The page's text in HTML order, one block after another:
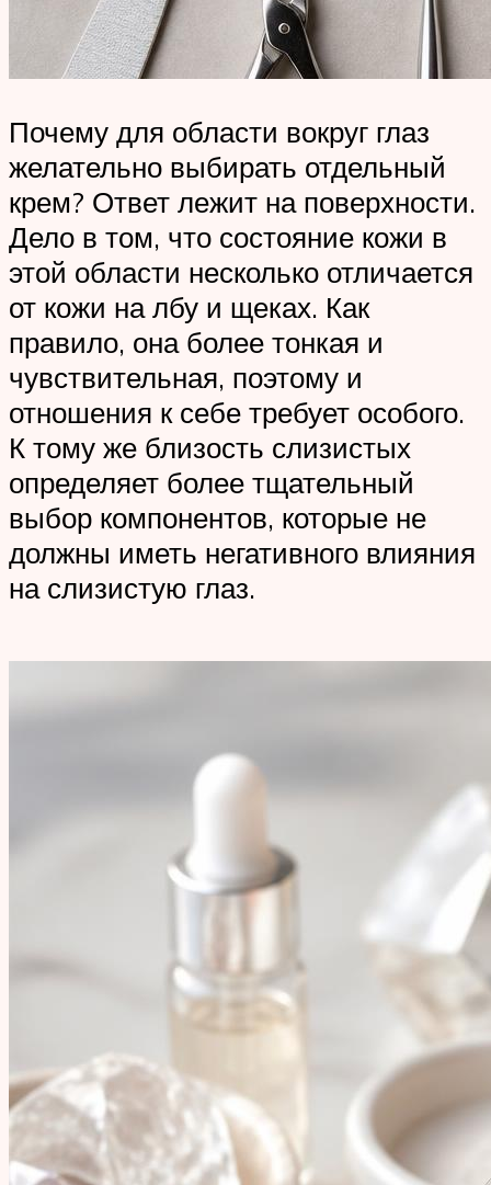
Почему для области вокруг глаз
желательно выбирать отдельный
крем? Ответ лежит на поверхности.
Дело в том, что состояние кожи в
этой области несколько отличается
от кожи на лбу и щеках. Как
правило, она более тонкая и
чувствительная, поэтому и
отношения к себе требует особого.
К тому же близость слизистых
определяет более тщательный
выбор компонентов, которые не
должны иметь негативного влияния
на слизистую глаз.